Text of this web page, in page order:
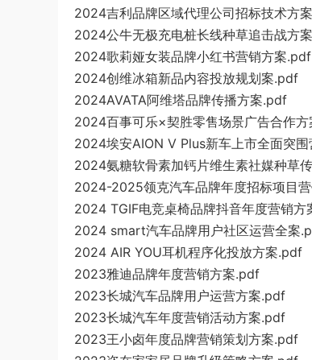
2024吉利品牌区域代理公司招标技术方
2024公牛无极充电桩长线种草追击战方
2024歌莉娅女装品牌小红书营销方案.pdf
2024创维冰箱新品内容投放规划案.pdf
2024AVATA阿维塔品牌传播方案.pdf
2024百事可乐×契胜零售场景广告合作
2024埃安AION V Plus新车上市全面突
2024氨糖软骨素加钙片维生素社媒种草
2024-2025领克汽车品牌年度招标项目
2024 TGIF电竞桌椅品牌抖音年度营销方
2024 smart汽车品牌用户社区运营全案
2024 AIR YOU耳机程序化投放方案.pdf
2023雅迪品牌年度营销方案.pdf
2023长城汽车品牌用户运营方案.pdf
2023长城汽车年度营销活动方案.pdf
2023王小卤年度品牌营销策划方案.pdf